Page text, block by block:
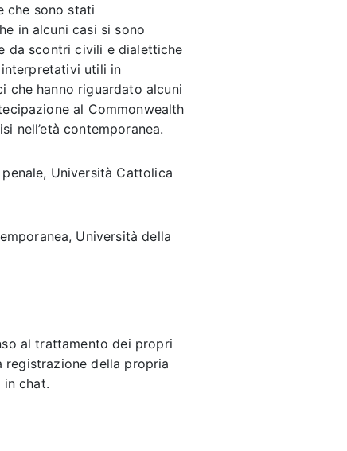
che sono stati
in alcuni casi si sono
da scontri civili e dialettiche
utili in
che hanno riguardato alcuni
al Commonwealth
nell’età contemporanea.
Università Cattolica
Università della
al trattamento dei propri
registrazione della propria
chat.